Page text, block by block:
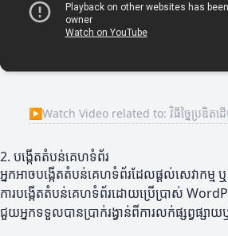
▶Watch Video related to: វិធីច្នៃប្រឌិតដើ
2. បង្កើតតំបន់គេហទំព័រ
អ្នកអាចបង្កើតតំបន់គេហទំព័រដែលផ្តល់សេវាកម្ម
ការបង្កើតតំបន់គេហទំព័រដោយប្រើប្រាស់
ជួយអ្នកទទួលបានប្រាក់រង្វាន់ពីការលក់ផ្សព្វផ្ស